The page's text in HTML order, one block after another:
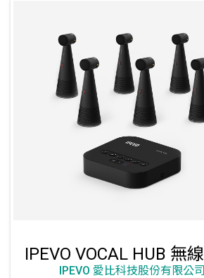
IPEVO 愛比科技股份有限公司